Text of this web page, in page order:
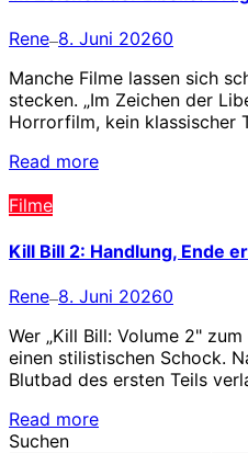
Rene—8. Juni 20260
Manche Filme lassen sich
stecken. „Im Zeichen der
Horrorfilm, kein klassischer
Read more
Filme
Kill Bill 2: Handlung, Ende
Rene—8. Juni 20260
Wer „Kill Bill: Volume 2"
einen stilistischen Schock.
Blutbad des ersten Teils
Read more
Suchen